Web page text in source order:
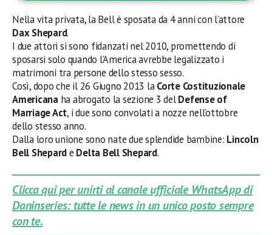
Nella vita privata, la Bell è sposata da 4 anni con l’attore
Dax Shepard.
I due attori si sono fidanzati nel 2010, promettendo di
sposarsi solo quando l’America avrebbe legalizzato i
matrimoni tra persone dello stesso sesso.
Così, dopo che il 26 Giugno 2013 laCorte Costituzionale
Americanaha abrogato la sezione 3 delDefense of
Marriage Act, i due sono convolati a nozze nell’ottobre
dello stesso anno.
Dalla loro unione sono nate due splendide bambine: Lincoln
Bell Sheparde Delta Bell Shepard.
Clicca qui per unirti al canale ufficiale WhatsApp di
Daninseries: tutte le news in un unico posto sempre
con te.